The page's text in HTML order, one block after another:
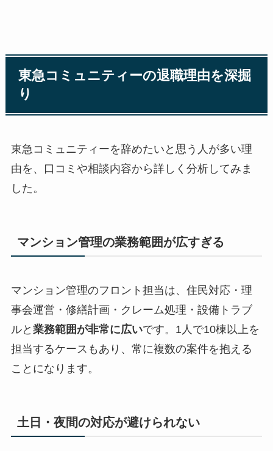
東急コミュニティーの退職理由を深掘
り
東急コミュニティーを辞めたいと思う人が多い理
由を、口コミや相談内容から詳しく分析してみま
した。
マンション管理の業務範囲が広すぎる
マンション管理のフロント担当は、住民対応・理
事会運営・修繕計画・クレーム処理・設備トラブ
ルと 業務範囲が非常に広いです。1人で10棟以上を
担当するケースもあり、常に複数の案件を抱える
ことになります。
土日・夜間の対応が避けられない